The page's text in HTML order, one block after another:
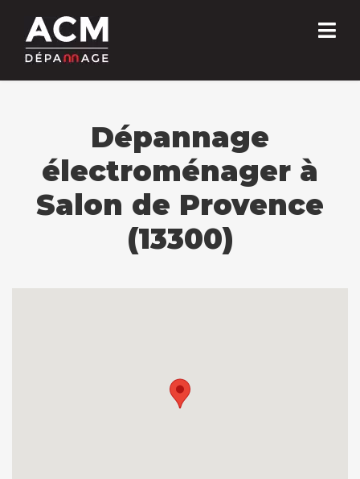
Dépannage
électroménager à
Salon de Provence
(13300)